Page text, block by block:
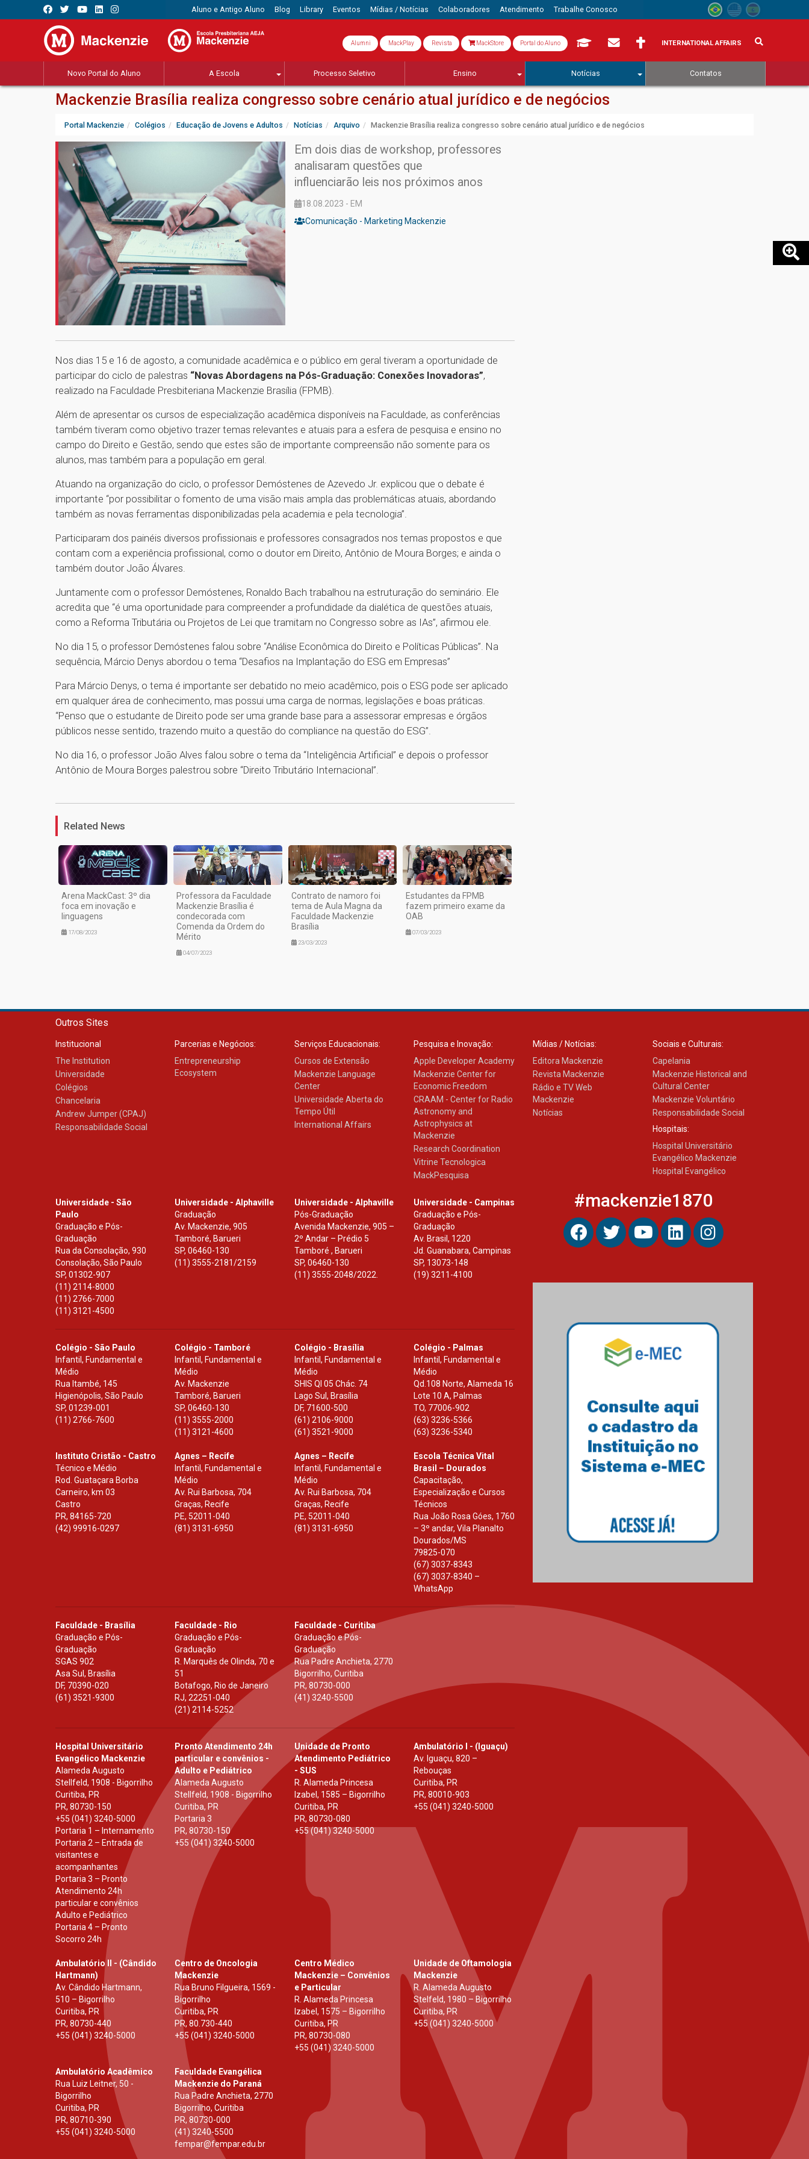
Aluno e Antigo Aluno Blog Library Eventos Mídias / Notícias Colaboradores Atendimento Trabalhe Conosco
Alumni MackPlay Revista MackStore Portal do Aluno INTERNATIONAL AFFAIRS
Novo Portal do Aluno A Escola Processo Seletivo Ensino Notícias Contatos
Mackenzie Brasília realiza congresso sobre cenário atual jurídico e de negócios
Portal Mackenzie Colégios Educação de Jovens e Adultos Notícias Arquivo Mackenzie Brasília realiza congresso sobre cenário atual jurídico e de negócios
Em dois dias de workshop, professores
analisaram questões que
influenciarão leis nos próximos anos
18.08.2023 - EM
Comunicação - Marketing Mackenzie
Nos dias 15 e 16 de agosto, a comunidade acadêmica e o público em geral tiveram a oportunidade de
participar do ciclo de palestras “Novas Abordagens na Pós-Graduação: Conexões Inovadoras”,
realizado na Faculdade Presbiteriana Mackenzie Brasília (FPMB).
Além de apresentar os cursos de especialização acadêmica disponíveis na Faculdade, as conferências
também tiveram como objetivo trazer temas relevantes e atuais para a esfera de pesquisa e ensino no
campo do Direito e Gestão, sendo que estes são de importante compreensão não somente para os
alunos, mas também para a população em geral.
Atuando na organização do ciclo, o professor Demóstenes de Azevedo Jr. explicou que o debate é
importante “por possibilitar o fomento de uma visão mais ampla das problemáticas atuais, abordando
também as novas ferramentas disponibilizadas pela academia e pela tecnologia”.
Participaram dos painéis diversos profissionais e professores consagrados nos temas propostos e que
contam com a experiência profissional, como o doutor em Direito, Antônio de Moura Borges; e ainda o
também doutor João Álvares.
Juntamente com o professor Demóstenes, Ronaldo Bach trabalhou na estruturação do seminário. Ele
acredita que “é uma oportunidade para compreender a profundidade da dialética de questões atuais,
como a Reforma Tributária ou Projetos de Lei que tramitam no Congresso sobre as IAs”, afirmou ele.
No dia 15, o professor Demóstenes falou sobre “Análise Econômica do Direito e Políticas Públicas”. Na
sequência, Márcio Denys abordou o tema “Desafios na Implantação do ESG em Empresas”
Para Márcio Denys, o tema é importante ser debatido no meio acadêmico, pois o ESG pode ser aplicado
em qualquer área de conhecimento, mas possui uma carga de normas, legislações e boas práticas.
“Penso que o estudante de Direito pode ser uma grande base para a assessorar empresas e órgãos
públicos nesse sentido, trazendo muito a questão do compliance na questão do ESG”.
No dia 16, o professor João Alves falou sobre o tema da “Inteligência Artificial” e depois o professor
Antônio de Moura Borges palestrou sobre “Direito Tributário Internacional”.
1
Related News
Arena MackCast: 3º dia
foca em inovação e
linguagens
17/08/2023
Professora da Faculdade
Mackenzie Brasília é
condecorada com
Comenda da Ordem do
Mérito
04/07/2023
Contrato de namoro foi
tema de Aula Magna da
Faculdade Mackenzie
Brasília
23/03/2023
Estudantes da FPMB
fazem primeiro exame da
OAB
07/03/2023
Outros Sites
Institucional
The Institution
Universidade
Colégios
Chancelaria
Andrew Jumper (CPAJ)
Responsabilidade Social
Parcerias e Negócios:
Entrepreneurship
Ecosystem
Serviços Educacionais:
Cursos de Extensão
Mackenzie Language
Center
Universidade Aberta do
Tempo Útil
International Affairs
Pesquisa e Inovação:
Apple Developer Academy
Mackenzie Center for
Economic Freedom
CRAAM - Center for Radio
Astronomy and
Astrophysics at
Mackenzie
Research Coordination
Vitrine Tecnologica
MackPesquisa
Mídias / Notícias:
Editora Mackenzie
Revista Mackenzie
Rádio e TV Web
Mackenzie
Notícias
Sociais e Culturais:
Capelania
Mackenzie Historical and
Cultural Center
Mackenzie Voluntário
Responsabilidade Social
Hospitais:
Hospital Universitário
Evangélico Mackenzie
Hospital Evangélico
Universidade - São
Paulo
Graduação e Pós-
Graduação
Rua da Consolação, 930
Consolação, São Paulo
SP, 01302-907
(11) 2114-8000
(11) 2766-7000
(11) 3121-4500
Universidade - Alphaville
Graduação
Av. Mackenzie, 905
Tamboré, Barueri
SP,06460-130
(11) 3555-2181/2159
Universidade - Alphaville
Pós-Graduação
Avenida Mackenzie, 905 –
2º Andar – Prédio 5
Tamboré , Barueri
SP, 06460-130
(11) 3555-2048/2022.
Universidade - Campinas
Graduação e Pós-
Graduação
Av. Brasil, 1220
Jd. Guanabara, Campinas
SP, 13073-148
(19) 3211-4100
Colégio - São Paulo
Infantil, Fundamental e
Médio
Rua Itambé, 145
Higienópolis, São Paulo
SP, 01239-001
(11) 2766-7600
Colégio - Tamboré
Infantil, Fundamental e
Médio
Av. Mackenzie
Tamboré, Barueri
SP,06460-130
(11) 3555-2000
(11) 3121-4600
Colégio - Brasília
Infantil, Fundamental e
Médio
SHIS Ql 05 Chác. 74
Lago Sul, Brasília
DF, 71600-500
(61) 2106-9000
(61) 3521-9000
Colégio - Palmas
Infantil, Fundamental e
Médio
Qd.108 Norte, Alameda 16
Lote 10 A, Palmas
TO, 77006-902
(63) 3236-5366
(63) 3236-5340
Instituto Cristão - Castro
Técnico e Médio
Rod. Guataçara Borba
Carneiro, km 03
Castro
PR, 84165-720
(42) 99916-0297
Agnes – Recife
Infantil, Fundamental e
Médio
Av. Rui Barbosa, 704
Graças, Recife
PE, 52011-040
(81) 3131-6950
Agnes – Recife
Infantil, Fundamental e
Médio
Av. Rui Barbosa, 704
Graças, Recife
PE, 52011-040
(81) 3131-6950
Escola Técnica Vital
Brasil – Dourados
Capacitação,
Especialização e Cursos
Técnicos
Rua João Rosa Góes, 1760
– 3º andar, Vila Planalto
Dourados/MS
79825-070
(67) 3037-8343
(67) 3037-8340 –
WhatsApp
Faculdade - Brasília
Graduação e Pós-
Graduação
SGAS 902
Asa Sul, Brasília
DF, 70390-020
(61) 3521-9300
Faculdade - Rio
Graduação e Pós-
Graduação
R. Marquês de Olinda, 70 e
51
Botafogo, Rio de Janeiro
RJ,22251-040
(21) 2114-5252
Faculdade - Curitiba
Graduação e Pós-
Graduação
Rua Padre Anchieta, 2770
Bigorrilho, Curitiba
PR, 80730-000
(41) 3240-5500
Hospital Universitário
Evangélico Mackenzie
Alameda Augusto
Stellfeld, 1908 - Bigorrilho
Curitiba, PR
PR, 80730-150
+55 (041) 3240-5000
Portaria 1 – Internamento
Portaria 2 – Entrada de
visitantes e
acompanhantes
Portaria 3 – Pronto
Atendimento 24h
particular e convênios
Adulto e Pediátrico
Portaria 4 – Pronto
Socorro 24h
Pronto Atendimento 24h
particular e convênios -
Adulto e Pediátrico
Alameda Augusto
Stellfeld, 1908 - Bigorrilho
Curitiba, PR
Portaria 3
PR,80730-150
+55 (041) 3240-5000
Unidade de Pronto
Atendimento Pediátrico
- SUS
R. Alameda Princesa
Izabel, 1585 – Bigorrilho
Curitiba, PR
PR, 80730-080
+55 (041) 3240-5000
Ambulatório I - (Iguaçu)
Av. Iguaçu, 820 –
Rebouças
Curitiba, PR
PR, 80010-903
+55 (041) 3240-5000
Ambulatório II - (Cândido
Hartmann)
Av. Cândido Hartmann,
510 – Bigorrilho
Curitiba, PR
PR, 80730-440
+55 (041) 3240-5000
Centro de Oncologia
Mackenzie
Rua Bruno Filgueira, 1569 -
Bigorrilho
Curitiba, PR
PR,80.730-440
+55 (041) 3240-5000
Centro Médico
Mackenzie – Convênios
e Particular
R. Alameda Princesa
Izabel, 1575 – Bigorrilho
Curitiba, PR
PR, 80730-080
+55 (041) 3240-5000
Unidade de Oftamologia
Mackenzie
R. Alameda Augusto
Stelfeld, 1980 – Bigorrilho
Curitiba, PR
+55 (041) 3240-5000
Ambulatório Acadêmico
Rua Luiz Leitner, 50 -
Bigorrilho
Curitiba, PR
PR, 80710-390
+55 (041) 3240-5000
Faculdade Evangélica
Mackenzie do Paraná
Rua Padre Anchieta, 2770
Bigorrilho, Curitiba
PR,80730-000
(41) 3240-5500
fempar@fempar.edu.br
#mackenzie1870